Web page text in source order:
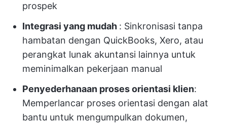
prospek
Integrasi yang mudah : Sinkronisasi tanpa
hambatan dengan QuickBooks, Xero, atau
perangkat lunak akuntansi lainnya untuk
meminimalkan pekerjaan manual
Penyederhanaan proses orientasi klien:
Memperlancar proses orientasi dengan alat
bantu untuk mengumpulkan dokumen,